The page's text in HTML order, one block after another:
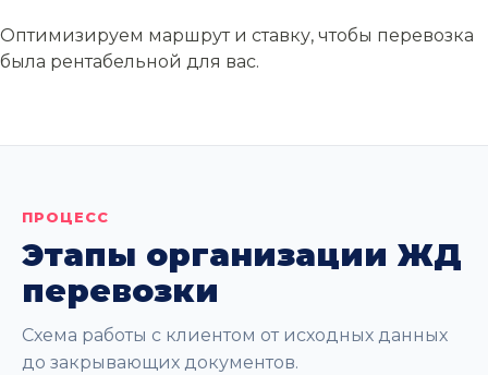
Оптимизируем маршрут и ставку, чтобы перевозка
была рентабельной для вас.
ПРОЦЕСС
Этапы организации ЖД
перевозки
Схема работы с клиентом от исходных данных
до закрывающих документов.